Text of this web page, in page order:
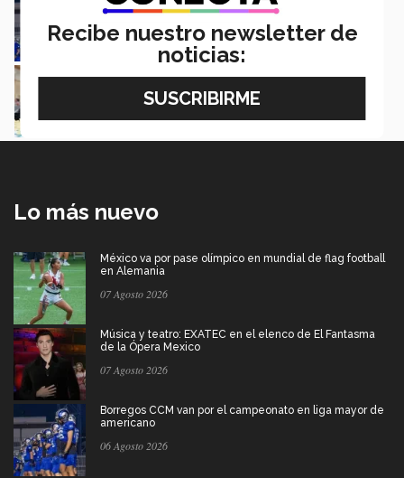
mayor de americano
Mauricio Berdón García
Saray González
Lo más nuevo
México va por pase olímpico en mundial de flag football
en Alemania
07 Agosto 2026
Música y teatro: EXATEC en el elenco de El Fantasma
de la Ópera Mexico
07 Agosto 2026
Borregos CCM van por el campeonato en liga mayor de
americano
06 Agosto 2026
Recibe nuestro newsletter de
noticias: